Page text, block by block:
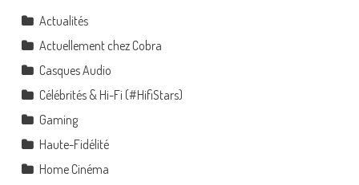
Actualités
Actuellement chez Cobra
Casques Audio
Célébrités & Hi-Fi (#HifiStars)
Gaming
Haute-Fidélité
Home Cinéma